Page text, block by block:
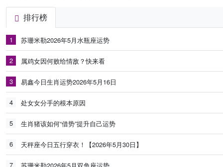
排行榜
1 苏珊米勒2026年5月水瓶座运势
2 属鸡女因何败给情敌？快来看
3 易鑫今日生肖运势2026年5月16日
4 处女女分手的根本原因
5 生肖猪该如何“借势”提升自己运势
6 天秤座今日五行穿衣！【2026年5月30日】
7